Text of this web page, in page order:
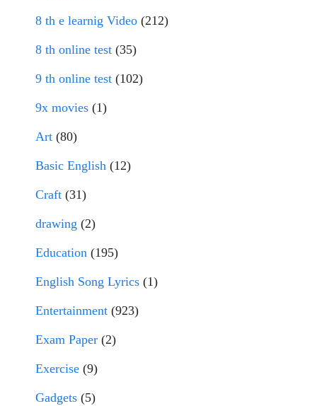
8 th e learnig Video (212)
8 th online test (35)
9 th online test (102)
9x movies (1)
Art (80)
Basic English (12)
Craft (31)
drawing (2)
Education (195)
English Song Lyrics (1)
Entertainment (923)
Exam Paper (2)
Exercise (9)
Gadgets (5)